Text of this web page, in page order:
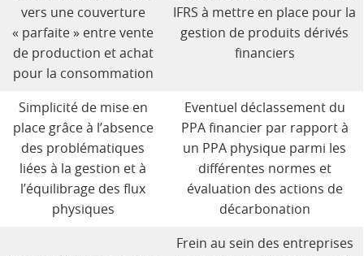
vers une couverture
« parfaite » entre vente
de production et achat
pour la consommation
IFRS à mettre en place pour la
gestion de produits dérivés
financiers
Simplicité de mise en
place grâce à l’absence
des problématiques
liées à la gestion et à
l’équilibrage des flux
physiques
Eventuel déclassement du
PPA financier par rapport à
un PPA physique parmi les
différentes normes et
évaluation des actions de
décarbonation
Frein au sein des entreprises